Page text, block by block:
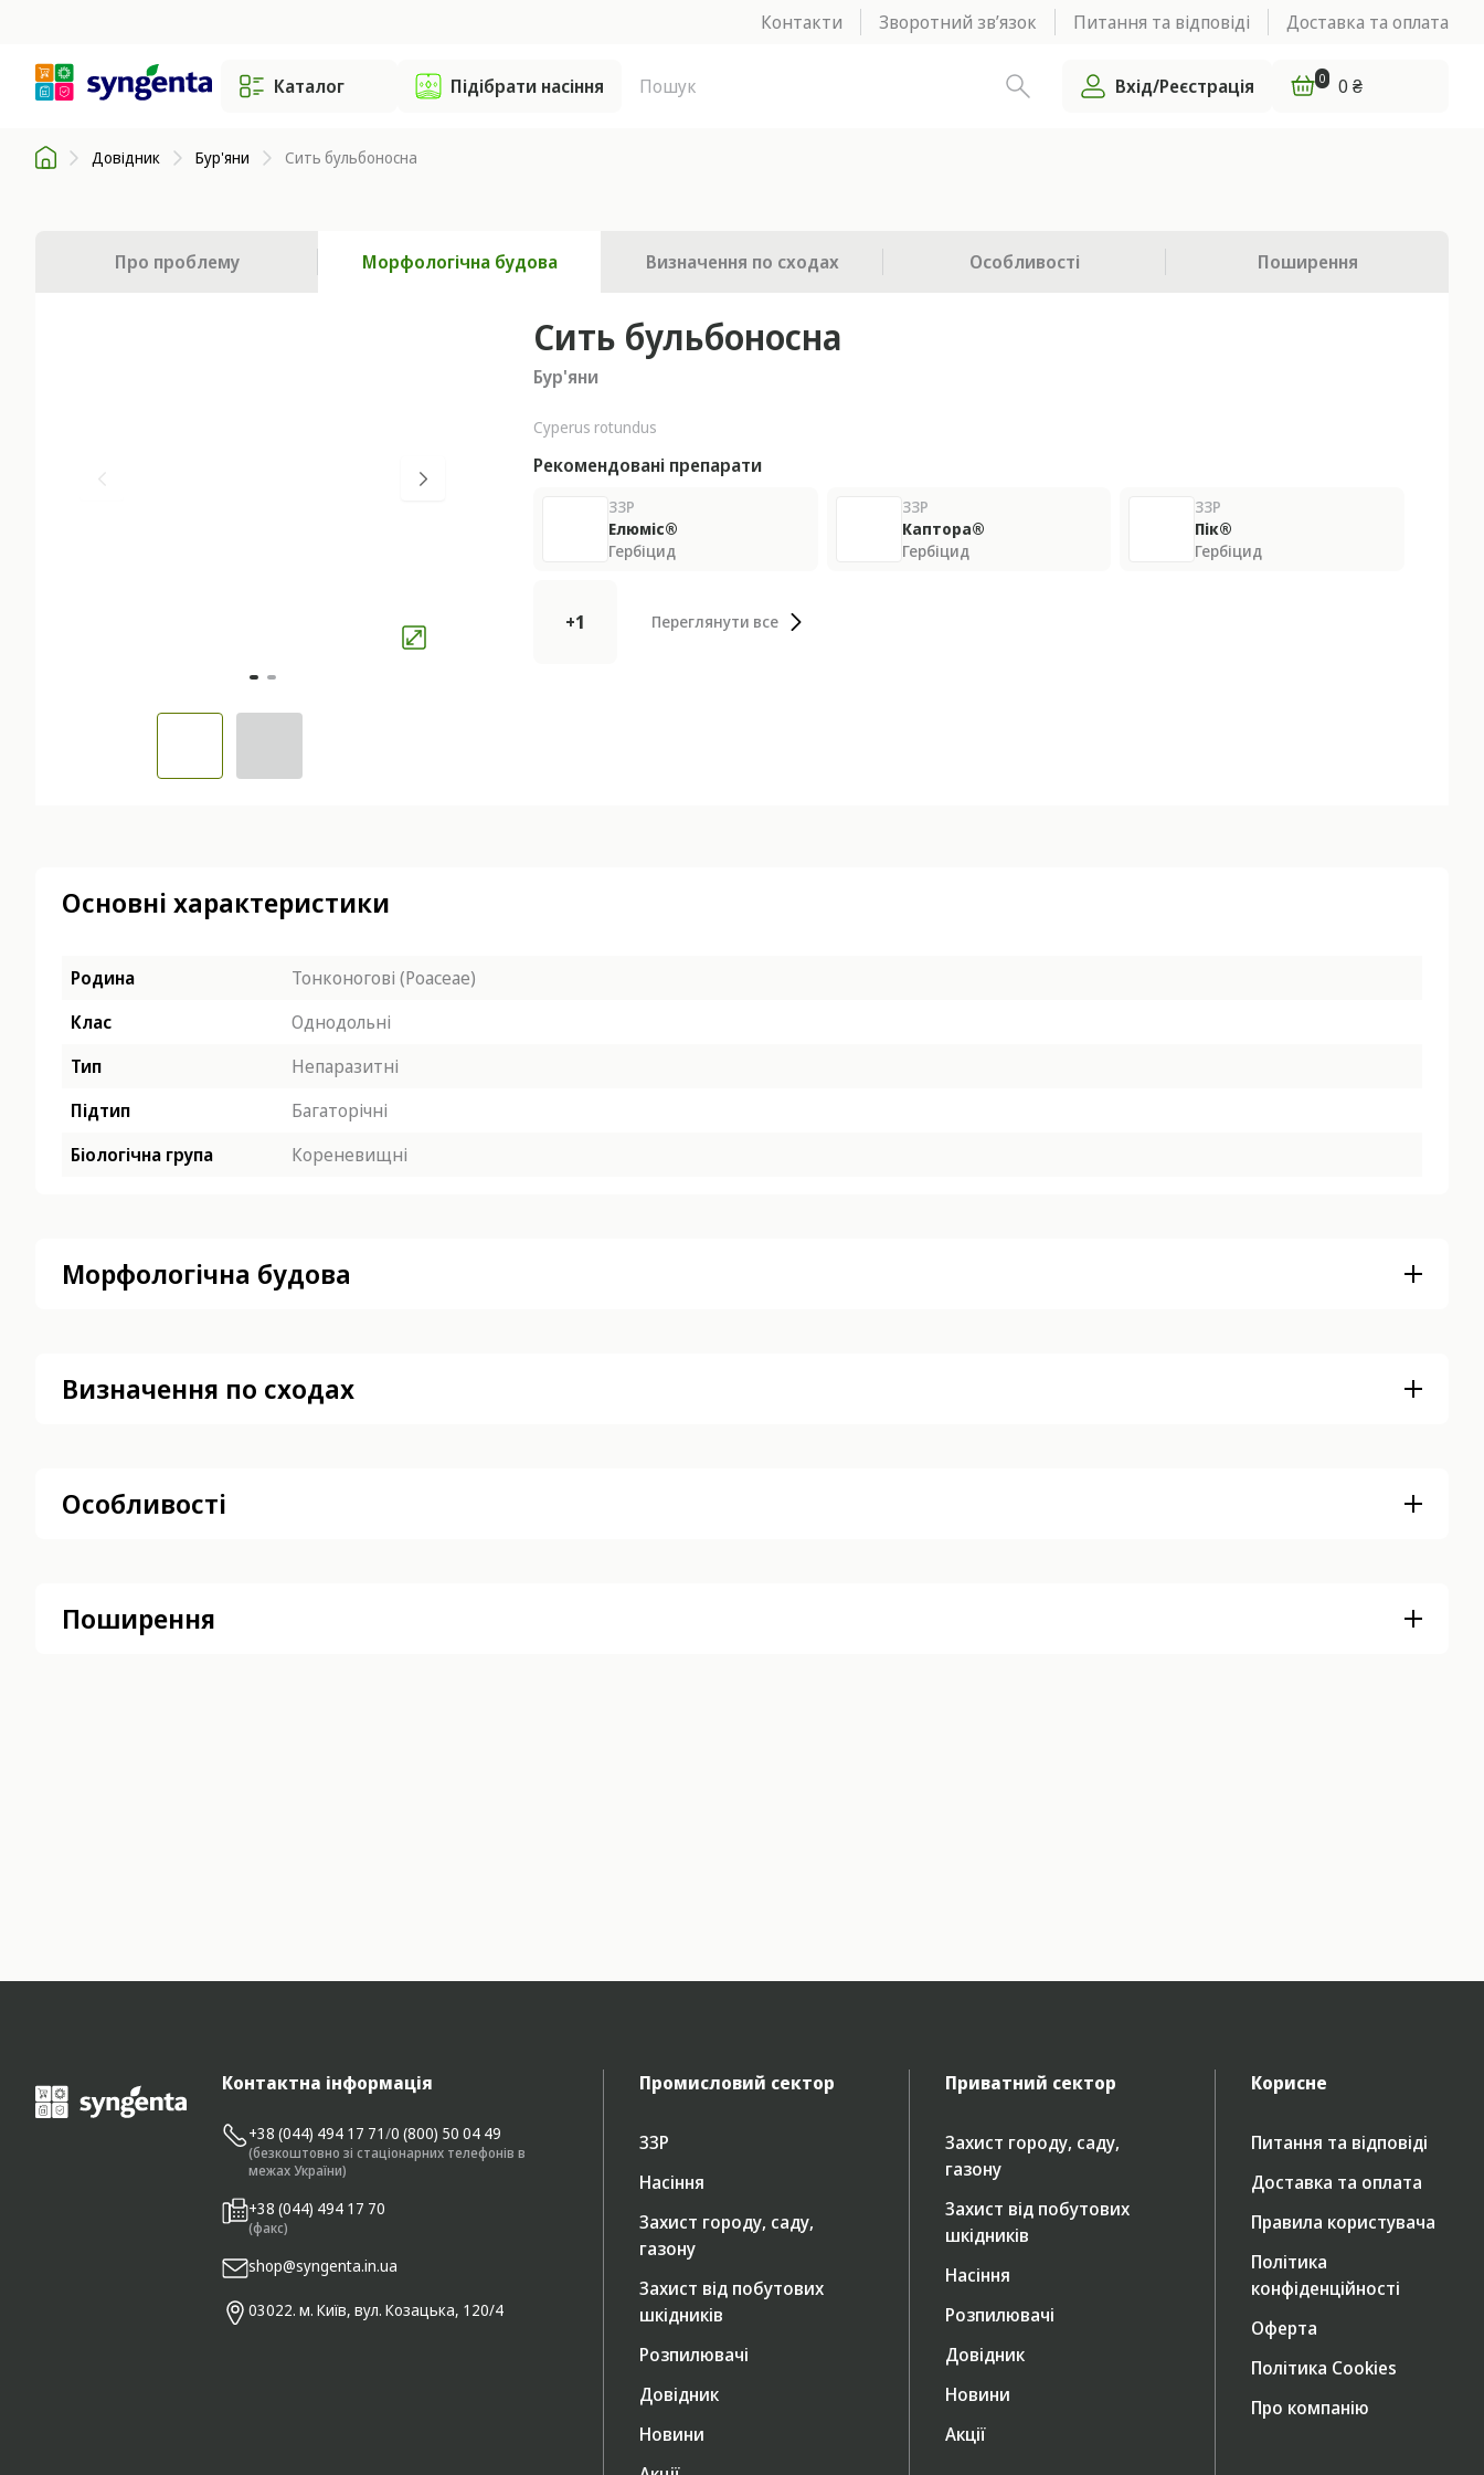
Контакти Зворотний зв’язок Питання та відповіді Доставка та оплата
Каталог Підібрати насіння Вхід/Реєстрація 0 0 ₴
Довідник Бур'яни Сить бульбоносна
Про проблему Морфологічна будова Визначення по сходах Особливості Поширення
Сить бульбоносна
Бур'яни
Cyperus rotundus
Рекомендовані препарати
ЗЗР
Елюміс®
Гербіцид
ЗЗР
Каптора®
Гербіцид
ЗЗР
Пік®
Гербіцид
+1 Переглянути все
Основні характеристики
Родина
Тонконогові (Poaceae)
Клас
Однодольні
Тип
Непаразитні
Підтип
Багаторічні
Біологічна група
Кореневищні
Морфологічна будова
Визначення по сходах
Особливості
Поширення
Контактна інформація
+38 (044) 494 17 71/0 (800) 50 04 49
(безкоштовно зі стаціонарних телефонів в
межах України)
+38 (044) 494 17 70
(факс)
shop@syngenta.in.ua
03022. м. Київ, вул. Козацька, 120/4
Промисловий сектор
ЗЗР
Насіння
Захист городу, саду,
газону
Захист від побутових
шкідників
Розпилювачі
Довідник
Новини
Приватний сектор
Захист городу, саду,
газону
Захист від побутових
шкідників
Насіння
Розпилювачі
Довідник
Новини
Акції
Корисне
Питання та відповіді
Доставка та оплата
Правила користувача
Політика
конфіденційності
Оферта
Політика Cookies
Про компанію